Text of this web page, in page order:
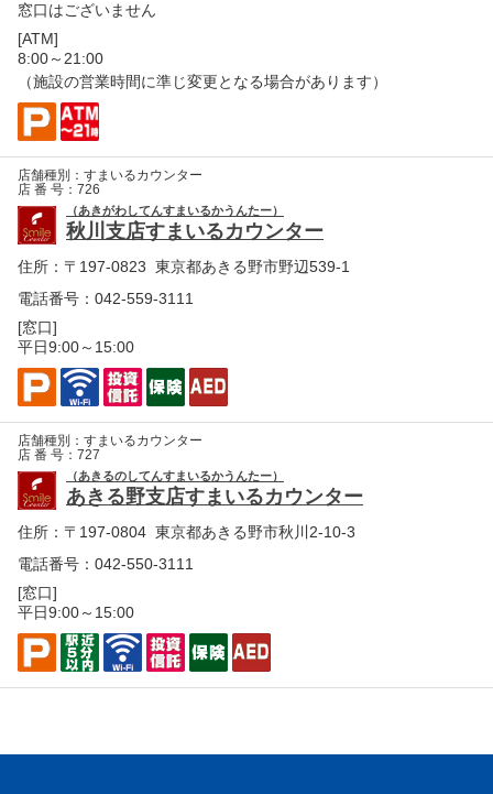
窓口はございません
[ATM]
8:00～21:00
（施設の営業時間に準じ変更となる場合があります）
店舗種別： すまいるカウンター
店 番 号： 726
（あきがわしてんすまいるかうんたー）
秋川支店すまいるカウンター
住所： 〒197-0823 東京都あきる野市野辺539-1
電話番号：042-559-3111
[窓口]
平日9:00～15:00
店舗種別： すまいるカウンター
店 番 号： 727
（あきるのしてんすまいるかうんたー）
あきる野支店すまいるカウンター
住所： 〒197-0804 東京都あきる野市秋川2-10-3
電話番号：042-550-3111
[窓口]
平日9:00～15:00